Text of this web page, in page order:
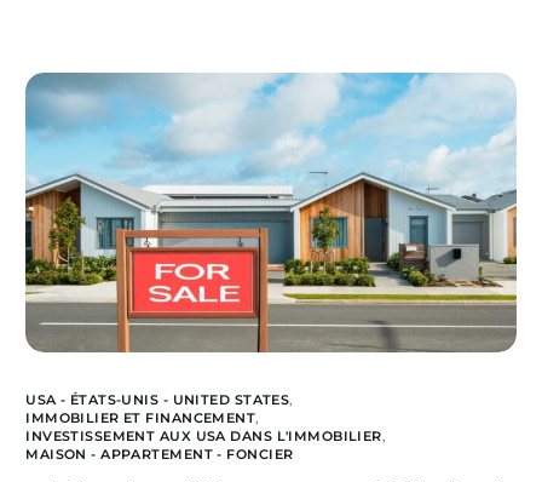
USA - ÉTATS-UNIS - UNITED STATES,
IMMOBILIER ET FINANCEMENT,
INVESTISSEMENT AUX USA DANS L'IMMOBILIER,
MAISON - APPARTEMENT - FONCIER